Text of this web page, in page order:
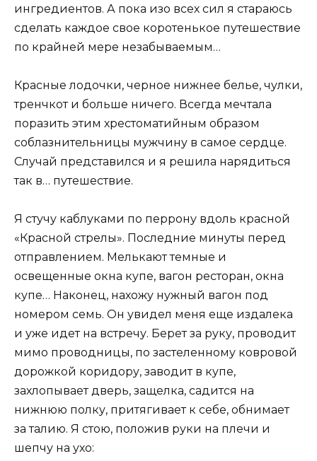
ингредиентов. А пока изо всех сил я стараюсь
сделать каждое свое коротенькое путешествие
по крайней мере незабываемым…
Красные лодочки, черное нижнее белье, чулки,
тренчкот и больше ничего. Всегда мечтала
поразить этим хрестоматийным образом
соблазнительницы мужчину в самое сердце.
Случай представился и я решила нарядиться
так в… путешествие.
Я стучу каблуками по перрону вдоль красной
«Красной стрелы». Последние минуты перед
отправлением. Мелькают темные и
освещенные окна купе, вагон ресторан, окна
купе… Наконец, нахожу нужный вагон под
номером семь. Он увидел меня еще издалека
и уже идет на встречу. Берет за руку, проводит
мимо проводницы, по застеленному ковровой
дорожкой коридору, заводит в купе,
захлопывает дверь, защелка, садится на
нижнюю полку, притягивает к себе, обнимает
за талию. Я стою, положив руки на плечи и
шепчу на ухо: